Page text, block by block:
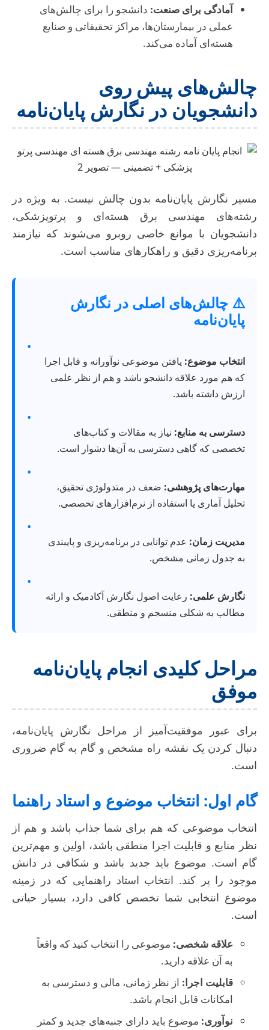
آمادگی برای صنعت: دانشجو را برای چالش‌های
عملی در بیمارستان‌ها، مراکز تحقیقاتی و صنایع
هسته‌ای آماده می‌کند.
چالش‌های پیش روی
دانشجویان در نگارش پایان‌نامه
مسیر نگارش پایان‌نامه بدون چالش نیست. به ویژه در
رشته‌های مهندسی برق هسته‌ای و پرتوپزشکی،
دانشجویان با موانع خاصی روبرو می‌شوند که نیازمند
برنامه‌ریزی دقیق و راهکارهای مناسب است.
⚠️ چالش‌های اصلی در نگارش
پایان‌نامه
•
انتخاب موضوع: یافتن موضوعی نوآورانه و قابل اجرا
که هم مورد علاقه دانشجو باشد و هم از نظر علمی
ارزش داشته باشد.
•
دسترسی به منابع: نیاز به مقالات و کتاب‌های
تخصصی که گاهی دسترسی به آن‌ها دشوار است.
•
مهارت‌های پژوهشی: ضعف در متدولوژی تحقیق،
تحلیل آماری یا استفاده از نرم‌افزارهای تخصصی.
•
مدیریت زمان: عدم توانایی در برنامه‌ریزی و پایبندی
به جدول زمانی مشخص.
•
نگارش علمی: رعایت اصول نگارش آکادمیک و ارائه
مطالب به شکلی منسجم و منطقی.
مراحل کلیدی انجام پایان‌نامه
موفق
برای عبور موفقیت‌آمیز از مراحل نگارش پایان‌نامه،
دنبال کردن یک نقشه راه مشخص و گام به گام ضروری
است.
گام اول: انتخاب موضوع و استاد راهنما
انتخاب موضوعی که هم برای شما جذاب باشد و هم از
نظر منابع و قابلیت اجرا منطقی باشد، اولین و مهم‌ترین
گام است. موضوع باید جدید باشد و شکافی در دانش
موجود را پر کند. انتخاب استاد راهنمایی که در زمینه
موضوع انتخابی شما تخصص کافی دارد، بسیار حیاتی
است.
علاقه شخصی: موضوعی را انتخاب کنید که واقعاً
به آن علاقه دارید.
قابلیت اجرا: از نظر زمانی، مالی و دسترسی به
امکانات قابل انجام باشد.
نوآوری: موضوع باید دارای جنبه‌های جدید و کمتر